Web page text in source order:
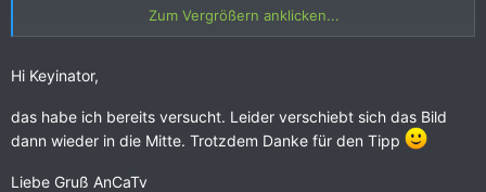
Zum Vergrößern anklicken...
Hi Keyinator,
das habe ich bereits versucht. Leider verschiebt sich das Bild
dann wieder in die Mitte. Trotzdem Danke für den Tipp
Liebe Gruß AnCaTv